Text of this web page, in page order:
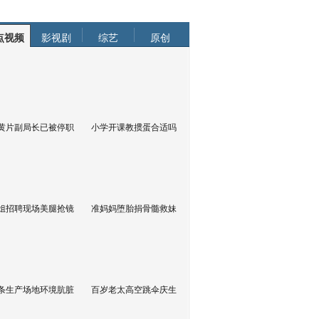
视频 影视剧 综艺 原创
片副局长已被停职 小学开课教掼蛋合适吗
招聘现场美腿抢镜 准妈妈堕胎捐骨髓救妹
生产场地环境肮脏 百岁老太高空跳伞庆生